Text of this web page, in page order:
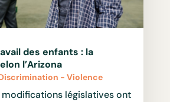
des enfants : la
l’Arizona
- Violence
modifications législatives ont